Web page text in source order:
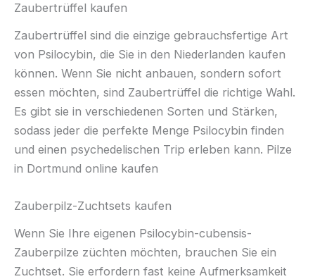
Zaubertrüffel kaufen
Zaubertrüffel sind die einzige gebrauchsfertige Art
von Psilocybin, die Sie in den Niederlanden kaufen
können. Wenn Sie nicht anbauen, sondern sofort
essen möchten, sind Zaubertrüffel die richtige Wahl.
Es gibt sie in verschiedenen Sorten und Stärken,
sodass jeder die perfekte Menge Psilocybin finden
und einen psychedelischen Trip erleben kann. Pilze
in Dortmund online kaufen
Zauberpilz-Zuchtsets kaufen
Wenn Sie Ihre eigenen Psilocybin-cubensis-
Zauberpilze züchten möchten, brauchen Sie ein
Zuchtset. Sie erfordern fast keine Aufmerksamkeit